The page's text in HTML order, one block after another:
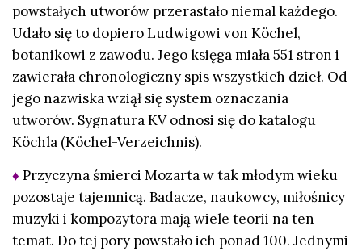
powstałych utworów przerastało niemal każdego.
Udało się to dopiero Ludwigowi von Köchel,
botanikowi z zawodu. Jego księga miała 551 stron i
zawierała chronologiczny spis wszystkich dzieł. Od
jego nazwiska wziął się system oznaczania
utworów. Sygnatura KV odnosi się do katalogu
Köchla (Köchel-Verzeichnis).
♦ Przyczyna śmierci Mozarta w tak młodym wieku
pozostaje tajemnicą. Badacze, naukowcy, miłośnicy
muzyki i kompozytora mają wiele teorii na ten
temat. Do tej pory powstało ich ponad 100. Jednymi